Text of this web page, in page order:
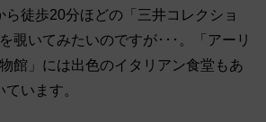
徒歩20分ほどの「三井コレクショ
覗いてみたいのですが･･･。「アーリ
館」には出色のイタリアン食堂もあ
います。